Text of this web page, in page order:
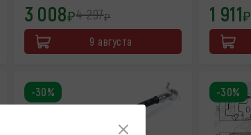
3 008₽4 297₽
9 августа
1 911₽
-30% -30%